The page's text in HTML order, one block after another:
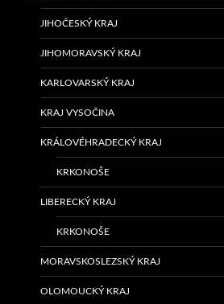
JIHOČESKÝ KRAJ
JIHOMORAVSKÝ KRAJ
KARLOVARSKÝ KRAJ
KRAJ VYSOČINA
KRÁLOVÉHRADECKÝ KRAJ
KRKONOŠE
LIBERECKÝ KRAJ
KRKONOŠE
MORAVSKOSLEZSKÝ KRAJ
OLOMOUCKÝ KRAJ